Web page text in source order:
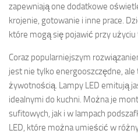
zapewniają one dodatkowe
krojenie, gotowanie i inne prace.
które mogą się pojawić przy
Coraz popularniejszym
jest nie tylko energooszczędne,
żywotnością. Lampy LED emitują
idealnymi do kuchni. Można je
sufitowych, jak i w lampach
LED, które można umieścić w